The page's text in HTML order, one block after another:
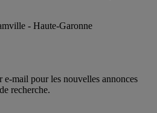
- Haute-Garonne
e-mail pour les nouvelles annonces
recherche.